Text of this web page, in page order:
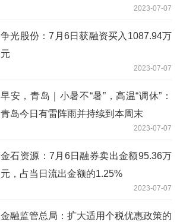
2023-07-07
争光股份：7月6日获融资买入1087.94万
元
2023-07-07
早安，青岛｜小暑不“暑”，高温“调休”：
青岛今日有雷阵雨并持续到本周末
2023-07-07
金石资源：7月6日融券卖出金额95.36万
元，占当日流出金额的1.25%
2023-07-07
金融监管总局：扩大适用个税优惠政策的